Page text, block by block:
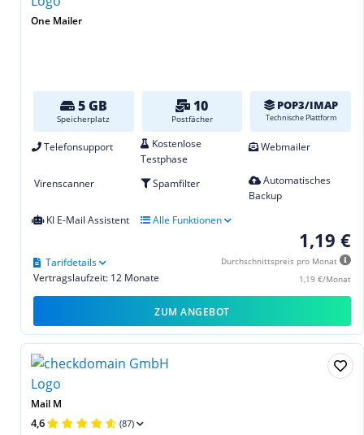
One Mailer
5 GB
Speicherplatz
10
Postfächer
POP3/IMAP
Technische Plattform
Telefonsupport
Kostenlose
Testphase
Webmailer
Virenscanner Spamfilter
Automatisches
Backup
KI E-Mail Assistent
Alle Funktionen
1,19 €
Durchschnittspreis pro Monat
1,19 €/Monat
Vertragslaufzeit: 12 Monate
Tarifdetails
ZUM ANGEBOT
Mail M
4,6 (87)